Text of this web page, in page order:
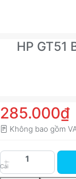
HP GT51
285.000₫
Không bao gồm
Cái
HP